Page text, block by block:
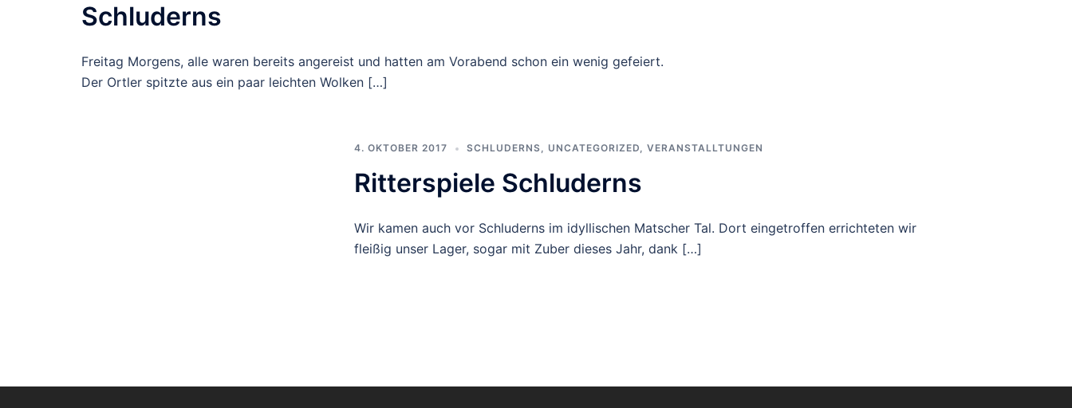
Schluderns
Freitag Morgens, alle waren bereits angereist und hatten am Vorabend schon ein wenig gefeiert.
Der Ortler spitzte aus ein paar leichten Wolken […]
4. OKTOBER 2017 SCHLUDERNS, UNCATEGORIZED, VERANSTALLTUNGEN
Ritterspiele Schluderns
Wir kamen auch vor Schluderns im idyllischen Matscher Tal. Dort eingetroffen errichteten wir
fleißig unser Lager, sogar mit Zuber dieses Jahr, dank […]